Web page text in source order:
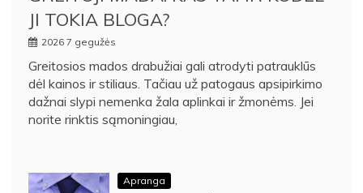
JI TOKIA BLOGA?
2026 7 gegužės
Greitosios mados drabužiai gali atrodyti patrauklūs
dėl kainos ir stiliaus. Tačiau už patogaus apsipirkimo
dažnai slypi nemenka žala aplinkai ir žmonėms. Jei
norite rinktis sąmoningiau,
Apranga